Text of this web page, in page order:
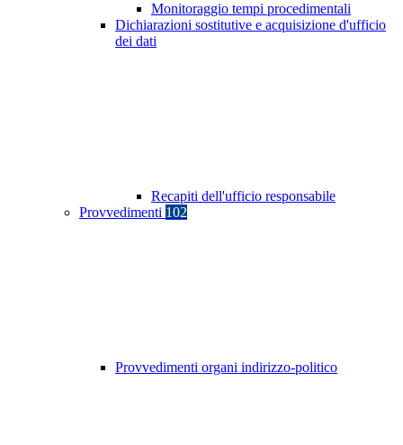
Monitoraggio tempi procedimentali
Dichiarazioni sostitutive e acquisizione d'ufficio
dei dati
Recapiti dell'ufficio responsabile
Provvedimenti 102
Provvedimenti organi indirizzo-politico